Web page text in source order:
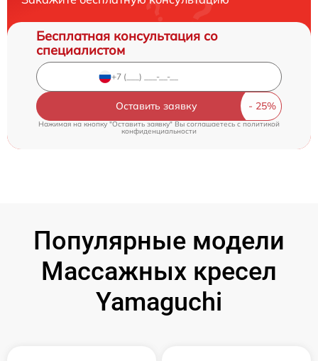
Бесплатная консультация со
специалистом
Оставить заявку
Нажимая на кнопку "Оставить заявку" Вы соглашаетесь cполитикой
конфиденциальности
Популярные модели
Массажных кресел
Yamaguchi